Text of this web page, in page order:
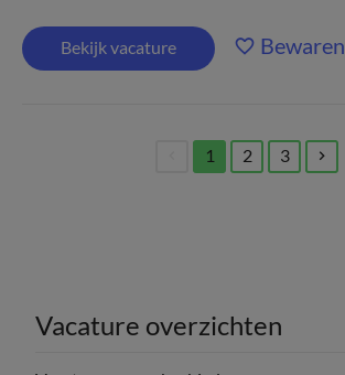
Bekijk vacature Bewaren
1
(current)
2 3
Vacature overzichten